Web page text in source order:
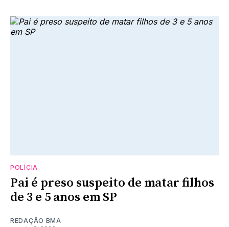
POLÍCIA
Pai é preso suspeito de matar filhos
de 3 e 5 anos em SP
REDAÇÃO BMA